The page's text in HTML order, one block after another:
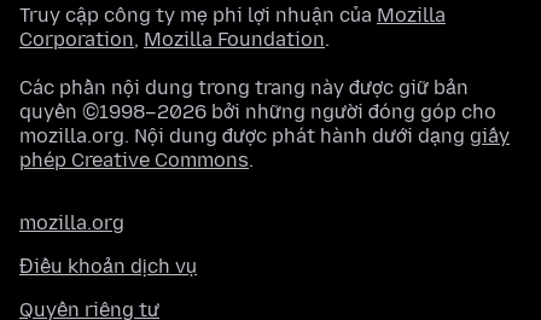
Truy cập công ty mẹ phi lợi nhuận của Mozilla
Corporation, Mozilla Foundation.
Các phần nội dung trong trang này được giữ bản
quyền ©1998–2026 bởi những người đóng góp cho
mozilla.org. Nội dung được phát hành dưới dạng giấy
phép Creative Commons.
mozilla.org
Điều khoản dịch vụ
Quyền riêng tư